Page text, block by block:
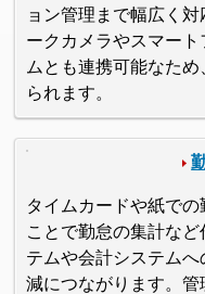
ョン管理まで幅広く
ークカメラやスマー
ムとも連携可能なた
られます。
タイムカードや紙で
ことで勤怠の集計な
テムや会計システム
減につながります。